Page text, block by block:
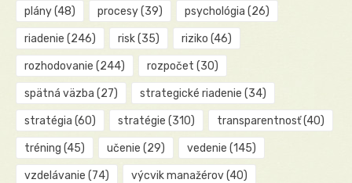
plány(48) procesy(39) psychológia (26)
riadenie (246) risk(35) riziko (46)
rozhodovanie (244) rozpočet (30)
spätná väzba (27) strategické riadenie (34)
stratégia (60) stratégie (310) transparentnosť(40)
tréning (45) učenie (29) vedenie (145)
vzdelávanie (74) výcvik manažérov(40)